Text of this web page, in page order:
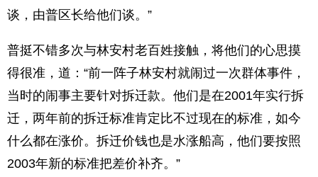
谈，由普区长给他们谈。”
普挺不错多次与林安村老百姓接触，将他们的心思摸
得很准，道：“前一阵子林安村就闹过一次群体事件，
当时的闹事主要针对拆迁款。他们是在2001年实行拆
迁，两年前的拆迁标准肯定比不过现在的标准，如今
什么都在涨价。拆迁价钱也是水涨船高，他们要按照
2003年新的标准把差价补齐。”